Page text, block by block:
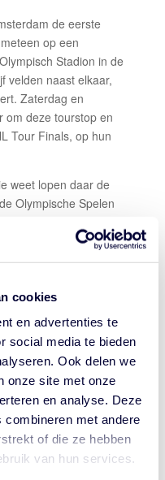
cookies
en advertenties te
social media te bieden
Ook delen we
onze site met onze
en analyse. Deze
combineren met andere
of die ze hebben
van hun services.
de eerste
op een
Stadion in de
velden naast elkaar,
Zaterdag en
om deze tourstop en
Tour Finals, op hun
weet lopen daar de
Olympische Spelen
een paar van de beste
om de prijzen
meer mogelijk: er
Amsterdamse
met verschillende
en leren de
van de beste
guest’ aanwezig.